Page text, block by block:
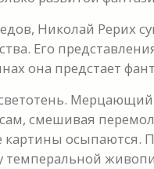
Николай Рерих
Его
она предстает
смешивая
осыпаются.
темперальной